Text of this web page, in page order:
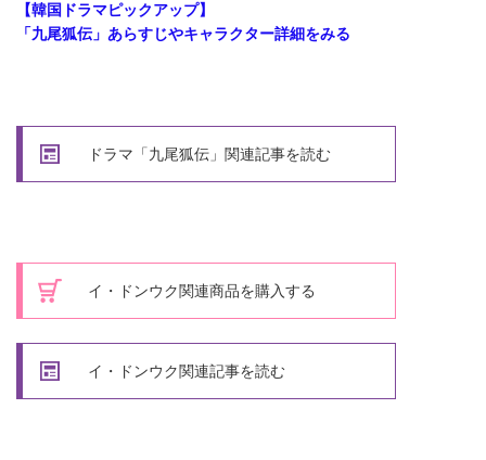
【韓国ドラマピックアップ】
「九尾狐伝」あらすじやキャラクター詳細をみる
ドラマ「九尾狐伝」関連記事を読む
イ・ドンウク関連商品を購入する
イ・ドンウク関連記事を読む